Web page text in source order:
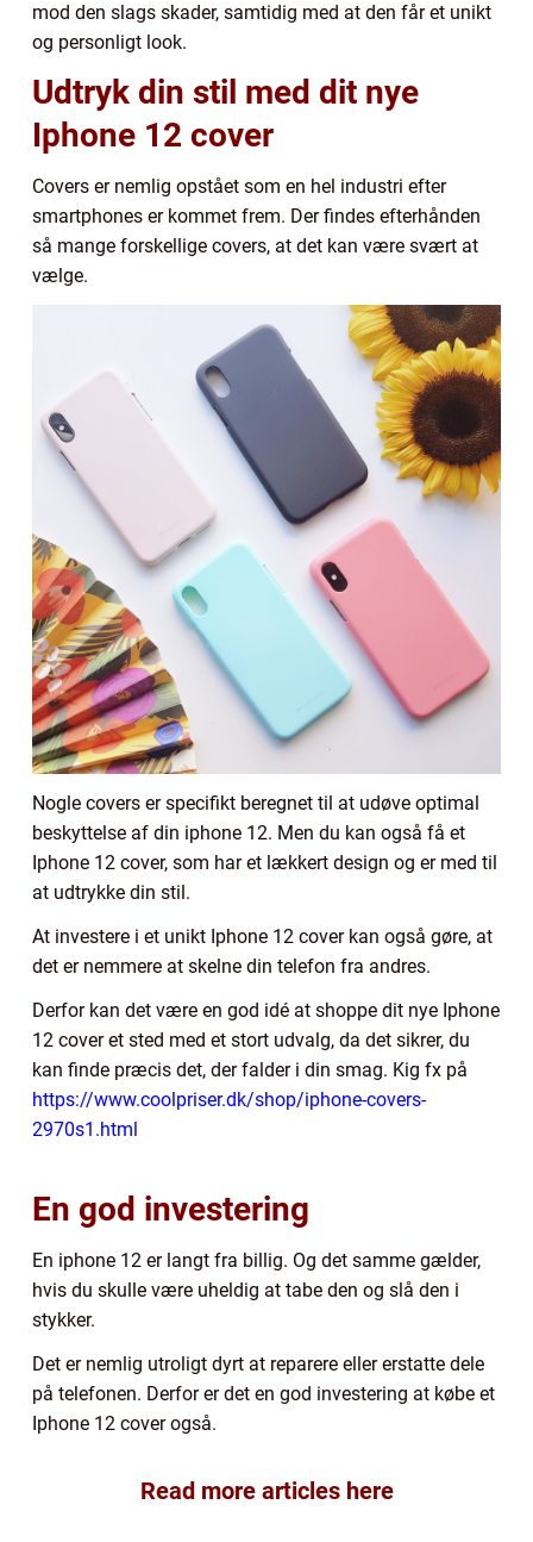
mod den slags skader, samtidig med at den får et unikt
og personligt look.
Udtryk din stil med dit nye
Iphone 12 cover
Covers er nemlig opstået som en hel industri efter
smartphones er kommet frem. Der findes efterhånden
så mange forskellige covers, at det kan være svært at
vælge.
Nogle covers er specifikt beregnet til at udøve optimal
beskyttelse af din iphone 12. Men du kan også få et
Iphone 12 cover, som har et lækkert design og er med til
at udtrykke din stil.
At investere i et unikt Iphone 12 cover kan også gøre, at
det er nemmere at skelne din telefon fra andres.
Derfor kan det være en god idé at shoppe dit nye Iphone
12 cover et sted med et stort udvalg, da det sikrer, du
kan finde præcis det, der falder i din smag. Kig fx på
https://www.coolpriser.dk/shop/iphone-covers-
2970s1.html
En god investering
En iphone 12 er langt fra billig. Og det samme gælder,
hvis du skulle være uheldig at tabe den og slå den i
stykker.
Det er nemlig utroligt dyrt at reparere eller erstatte dele
på telefonen. Derfor er det en god investering at købe et
Iphone 12 cover også.
Read more articles here